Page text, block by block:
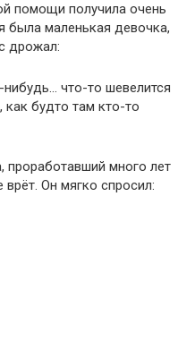
помощи получила очень
была маленькая девочка,
дрожал:
что-то шевелится
будто там кто-то
много лет
Он мягко спросил: